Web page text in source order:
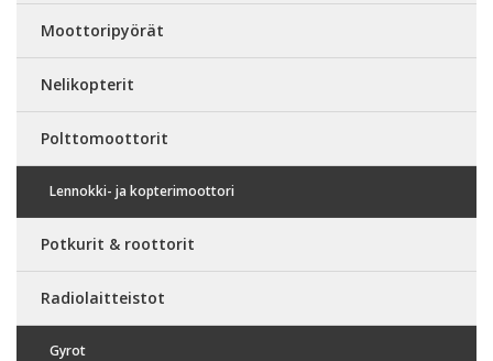
Moottoripyörät
Nelikopterit
Polttomoottorit
Lennokki- ja kopterimoottori
Potkurit & roottorit
Radiolaitteistot
Gyrot